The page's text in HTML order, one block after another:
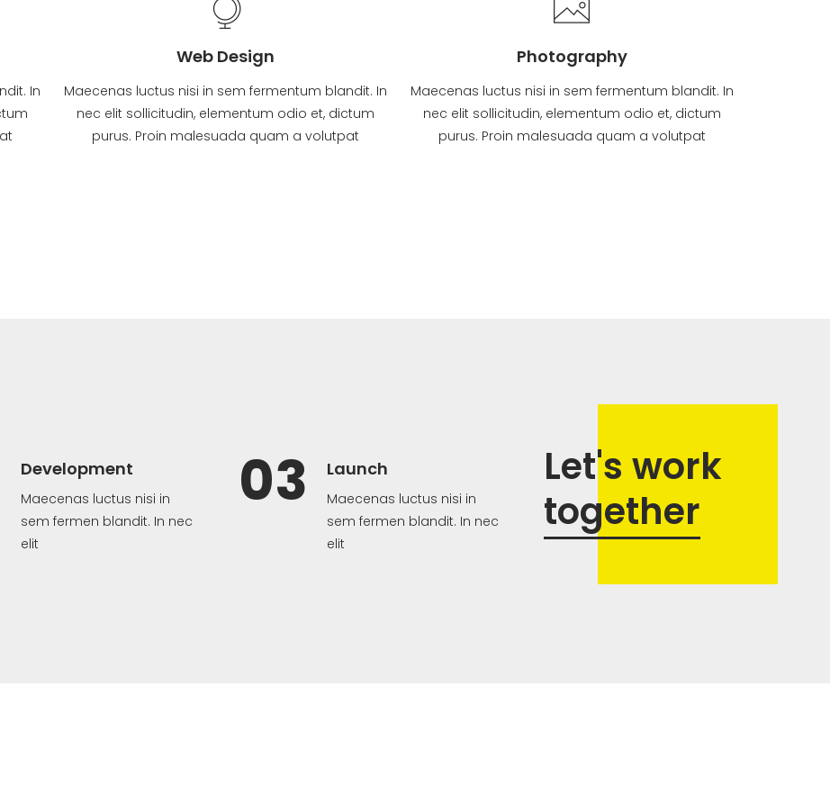
In
Web Design
Maecenas luctus nisi in sem fermentum blandit. In
nec elit sollicitudin, elementum odio et, dictum
purus. Proin malesuada quam a volutpat
Photography
Maecenas luctus nisi in sem fermentum blandit. In
nec elit sollicitudin, elementum odio et, dictum
purus. Proin malesuada quam a volutpat
Development
Maecenas luctus nisi in
sem fermen blandit. In nec
elit
03 Launch
Maecenas luctus nisi in
sem fermen blandit. In nec
elit
Let's work
together